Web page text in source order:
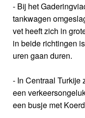
- Bij het
tankwagen
vet heeft zich in
in beide richtingen
uren gaan duren.
- In Centraal Turkije
een
een busje met